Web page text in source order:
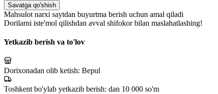
Savatga qo'shish
Mahsulot narxi saytdan buyurtma berish uchun amal qiladi
Dorilarni iste'mol qilishdan avval shifokor bilan maslahatlashing!
Yetkazib berish va to'lov
Dorixonadan olib ketish: Bepul
Toshkent bo'ylab yetkazib berish: dan 10 000 so'm